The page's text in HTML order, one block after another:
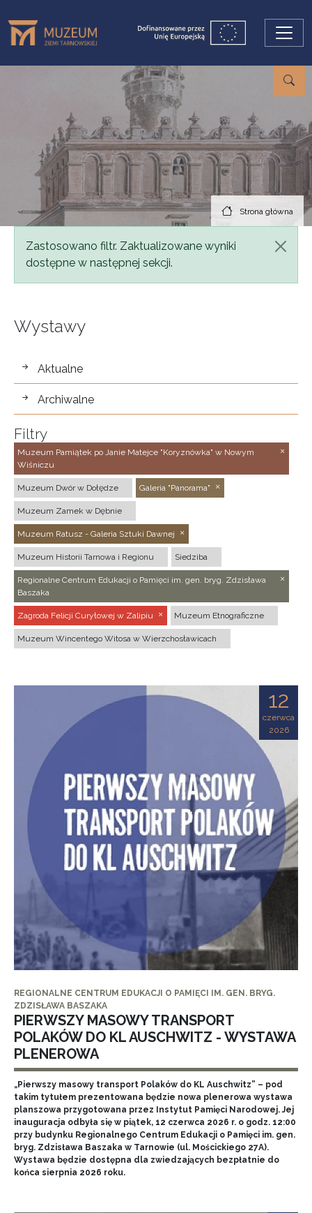
Strona główna
Komunikat
Zastosowano filtr. Zaktualizowane wyniki
dostępne w następnej sekcji.
Wystawy
wystawy
Aktualne
Archiwalne
Filtry
Muzeum Pamiątek po Janie Matejce "Koryznówka" w Nowym
Wiśniczu
Muzeum Dwór w Dołędze Galeria "Panorama"
Muzeum Zamek w Dębnie
Muzeum Ratusz - Galeria Sztuki Dawnej
Muzeum Historii Tarnowa i Regionu Siedziba
Regionalne Centrum Edukacji o Pamięci im. gen. bryg. Zdzisława
Baszaka
Zagroda Felicji Curyłowej w Zalipiu Muzeum Etnograficzne
Muzeum Wincentego Witosa w Wierzchosławicach
12
czerwca
2026
REGIONALNE CENTRUM EDUKACJI O PAMIĘCI IM. GEN. BRYG.
ZDZISŁAWA BASZAKA
PIERWSZY MASOWY TRANSPORT
POLAKÓW DO KL AUSCHWITZ - WYSTAWA
PLENEROWA
„Pierwszy masowy transport Polaków do KL Auschwitz” – pod
takim tytułem prezentowana będzie nowa plenerowa wystawa
planszowa przygotowana przez Instytut Pamięci Narodowej. Jej
inauguracja odbyła się w piątek, 12 czerwca 2026 r. o godz. 12:00
przy budynku Regionalnego Centrum Edukacji o Pamięci im. gen.
bryg. Zdzisława Baszaka w Tarnowie (ul. Mościckiego 27A).
Wystawa będzie dostępna dla zwiedzających bezpłatnie do
końca sierpnia 2026 roku.